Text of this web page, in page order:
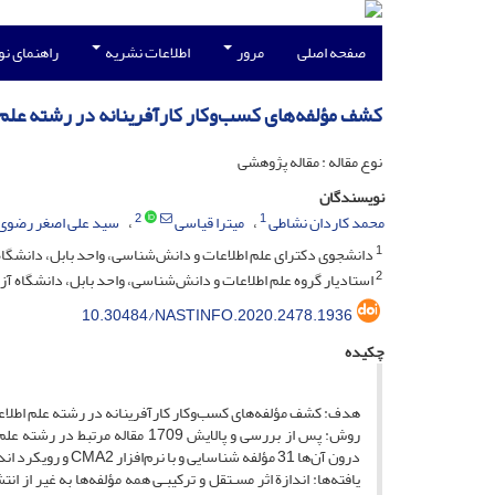
صفحه اصلی مرور اطلاعات نشریه راهنمای
کشف مؤلفه‌های کسب‌وکار کارآفرینانه در رشته
نوع مقاله : مقاله پژوهشی
نویسندگان
محمد کاردان نشاطی1 میترا قیاسی 2 سید علی اصغر
1دانشجوی دکترای علم اطلاعات و دانش‌‌‌شناسی، واحد بابل، دانشگاه
2استادیار گروه علم اطلاعات و دانش‌شناسی، واحد بابل، دانشگاه
10.30484/NASTINFO.2020.2478.1936
چکیده
هدف: کشف مؤلفه‌های کسب‌وکار کارآفرینانه در رشته علم
درون آن‌ها 31 مؤلفه شناسایی و با نرم‌‌افزار CMA2 و رویکرد اندازه اثر کوهن تحلیل شد.
یافته‌ها: اندازة اثر مسـتقل و ترکیبـی همه مؤلفه‌ها به غیر